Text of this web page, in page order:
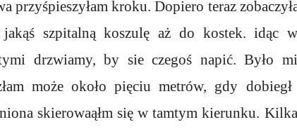
przyśpieszyłam kroku. Dopiero teraz
szpitalną koszulę aż do kostek. idąc
drzwiamy, by sie czegoś napić. Było
może około pięciu metrów, gdy
skierowaąłm się w tamtym kierunku.